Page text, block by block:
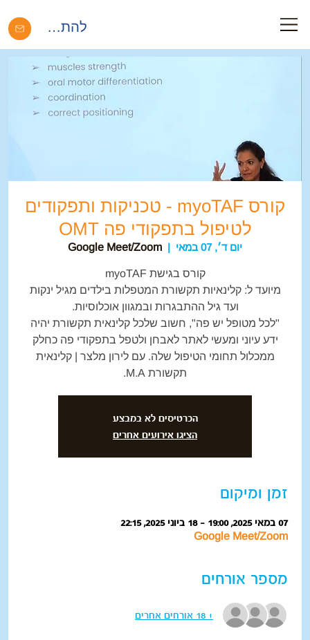
להתחברות
קורס myoTAF - טכניקות ותפקודים
לטיפול בתפקודי פה OMT
יום ד׳, 07 במאי
  |
Google Meet/Zoom
מיועד ל: קלינאיות תקשורת המטפלות בילדים מגיל ינקות
"לכל מטופל יש פה", חשוב שלכל קלינאית תקשורת יהיה
ידע עיוני ומעשי לאתר לאבחן ולטפל בתפקודי פה כחלק
ממכלול תחומי הטיפול שלה. עם לירון מלצר | קלינאית
תקשורת M.A.
הכרטיסים לא במבצע
הציגו אירועים אחרים
זמן ומיקום
07 במאי 2025, 19:00 – 18 ביוני 2025, 22:15
Google Meet/Zoom
מספר אורחים
+ 18 אורחים אחרים